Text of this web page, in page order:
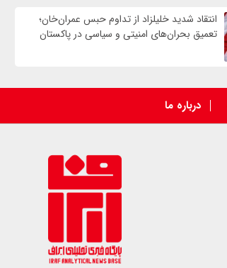
انتقاد شدید خلیلزاد از تداوم حبس عمران‌خان؛
تعمیق بحران‌های امنیتی و سیاسی در پاکستان
درباره ما